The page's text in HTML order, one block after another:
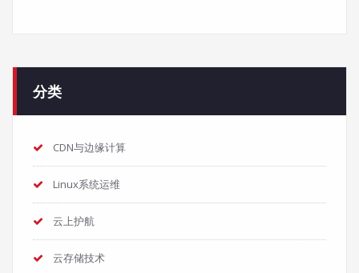
分类
CDN与边缘计算
Linux系统运维
云上护航
云存储技术